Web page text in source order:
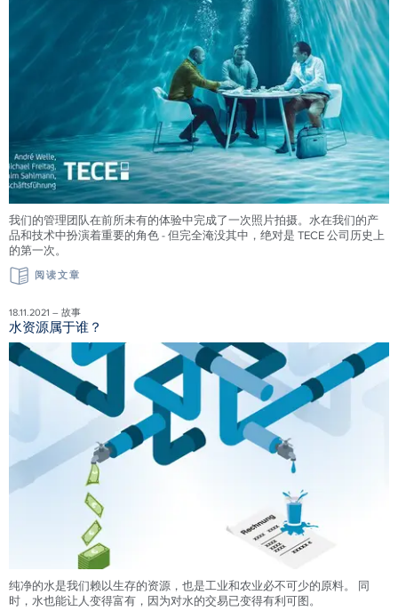
我们的管理团队在前所未有的体验中完成了一次照片拍摄。水在我们的产
品和技术中扮演着重要的角色 - 但完全淹没其中，绝对是 TECE 公司历史上
的第一次。
阅读文章
18.11.2021 – 故事
水资源属于谁？
纯净的水是我们赖以生存的资源，也是工业和农业必不可少的原料。 同
时，水也能让人变得富有，因为对水的交易已变得有利可图。